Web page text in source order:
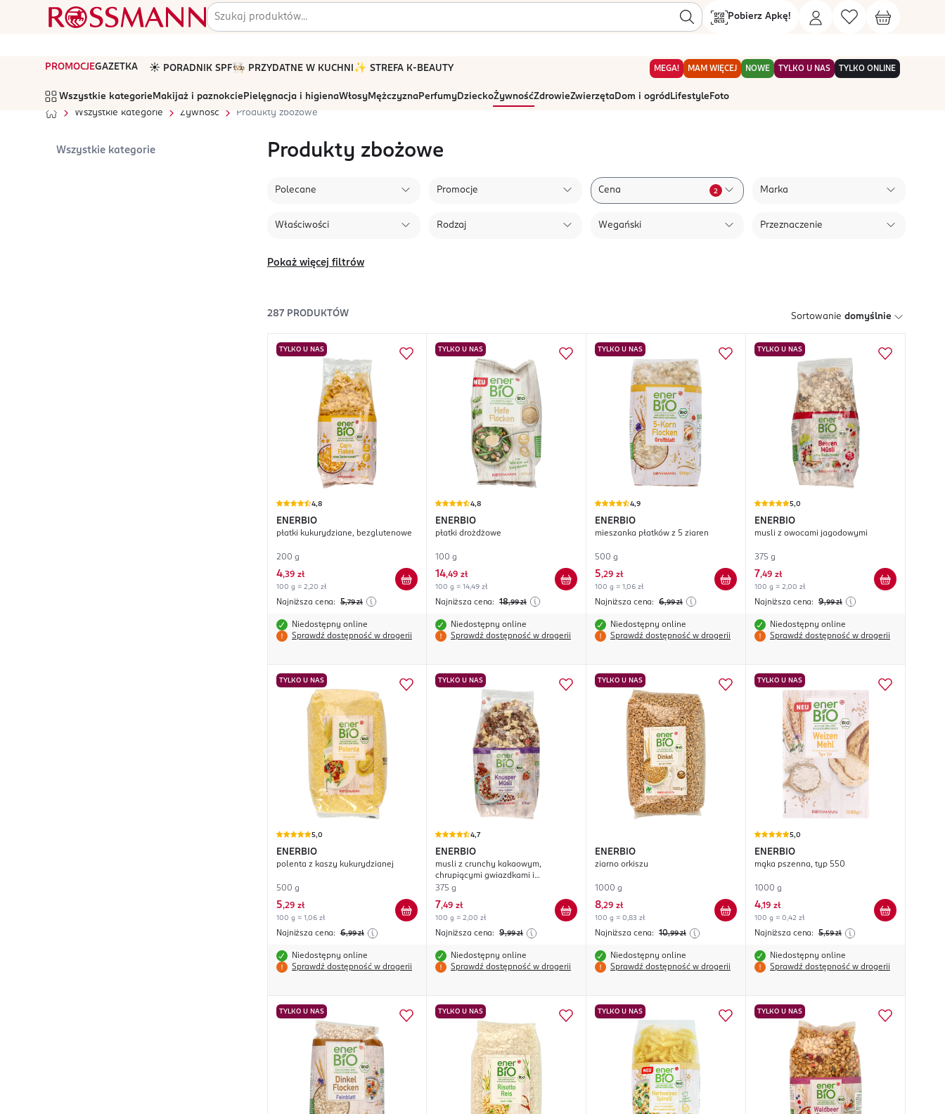
Pobierz Apkę!
PROMOCJEGAZETKA ☀️ PORADNIK SPF🧑🏻‍🍳 PRZYDATNE W KUCHNI ✨ STREFA K-BEAUTY MEGA! MAM WIĘCEJ NOWE TYLKO U NAS TYLKO ONLINE
Wszystkie kategorie Makijaż i paznokcie Pielęgnacja i higienaWłosyMężczyznaPerfumyDzieckoŻywnośćZdrowieZwierzętaDom i ogród Lifestyle Foto
Wszystkie kategorie
Żywność Produkty zbożowe
Wszystkie kategorie Produkty zbożowe
Polecane Promocje Cena 2 Marka
Właściwości Rodzaj Wegański Przeznaczenie
Pokaż więcej filtrów
287 PRODUKTÓW Sortowanie domyślnie
TYLKO U NAS
4,8
ENERBIO
płatki kukurydziane, bezglutenowe
200 g
4,39 zł
100 g = 2,20 zł
Najniższa cena: 5,79 zł
Niedostępny online
Sprawdź dostępność w drogerii
TYLKO U NAS
4,8
ENERBIO
płatki drożdżowe
100 g
14,49 zł
100 g = 14,49 zł
Najniższa cena: 18,99 zł
Niedostępny online
Sprawdź dostępność w drogerii
TYLKO U NAS
4,9
ENERBIO
mieszanka płatków z 5 ziaren
500 g
5,29 zł
100 g = 1,06 zł
Najniższa cena: 6,99 zł
Niedostępny online
Sprawdź dostępność w drogerii
TYLKO U NAS
5,0
ENERBIO
musli z owocami jagodowymi
375 g
7,49 zł
100 g = 2,00 zł
Najniższa cena: 9,99 zł
Niedostępny online
Sprawdź dostępność w drogerii
TYLKO U NAS
5,0
ENERBIO
polenta z kaszy kukurydzianej
500 g
5,29 zł
100 g = 1,06 zł
Najniższa cena: 6,99 zł
Niedostępny online
Sprawdź dostępność w drogerii
TYLKO U NAS
4,7
ENERBIO
musli z crunchy kakaowym,
chrupiącymi gwiazdkami i
truskawkami
375 g
7,49 zł
100 g = 2,00 zł
Najniższa cena: 9,99 zł
Niedostępny online
Sprawdź dostępność w drogerii
TYLKO U NAS
ENERBIO
ziarno orkiszu
1000 g
8,29 zł
100 g = 0,83 zł
Najniższa cena: 10,99 zł
Niedostępny online
Sprawdź dostępność w drogerii
TYLKO U NAS
5,0
ENERBIO
mąka pszenna, typ 550
1000 g
4,19 zł
100 g = 0,42 zł
Najniższa cena: 5,59 zł
Niedostępny online
Sprawdź dostępność w drogerii
TYLKO U NAS TYLKO U NAS TYLKO U NAS TYLKO U NAS